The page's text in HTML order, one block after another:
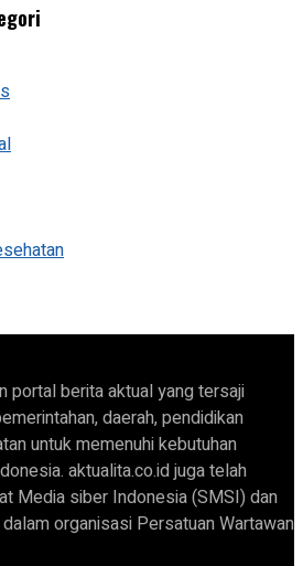
portal berita aktual yang tersaji
daerah, pendidikan
untuk memenuhi kebutuhan
aktualita.co.id juga telah
Media siber Indonesia (SMSI) dan
organisasi Persatuan Wartawan